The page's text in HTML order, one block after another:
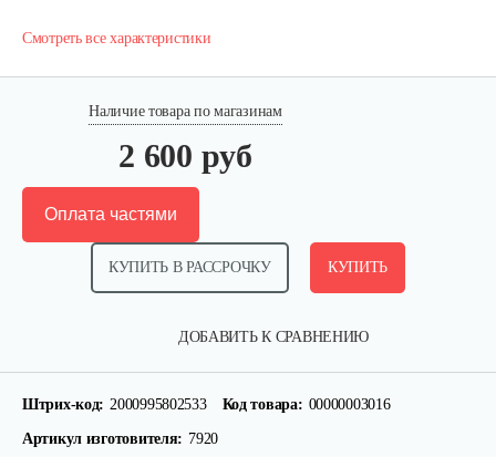
Смотреть все характеристики
2 600 руб
Наличие товара по магазинам
ДОБАВИТЬ К СРАВНЕНИЮ
КУПИТЬ В РАССРОЧКУ КУПИТЬ
Оплата частями
Штрих-код: 2000995802533 Код товара: 00000003016
Артикул изготовителя: 7920